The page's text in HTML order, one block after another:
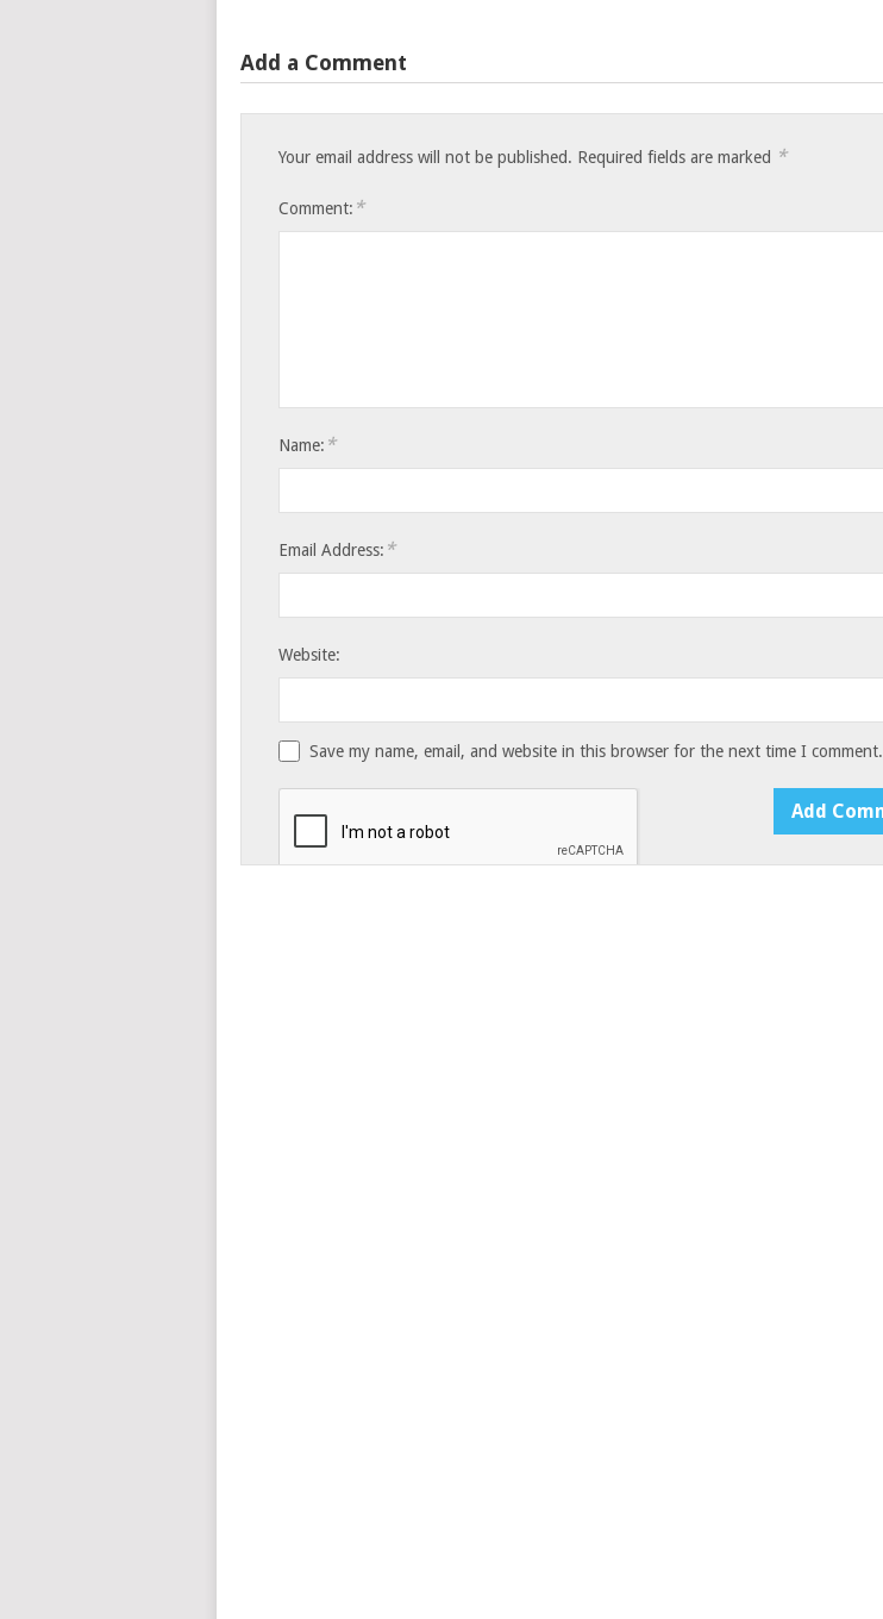
Add a Comment
Your email address will not be published. Required fields are marked *
Comment: *
Name: *
Email Address: *
Website:
Save my name, email, and website in this browser for the next time I comment.